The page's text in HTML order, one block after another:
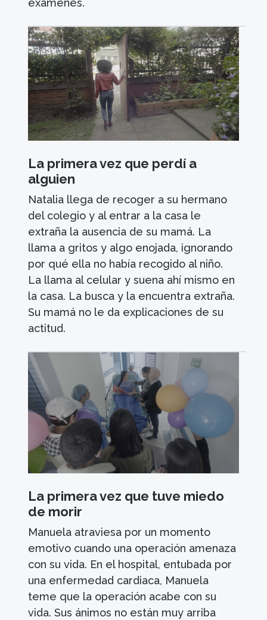
exámenes.
La primera vez que perdí a
alguien
Natalia llega de recoger a su hermano
del colegio y al entrar a la casa le
extraña la ausencia de su mamá. La
llama a gritos y algo enojada, ignorando
por qué ella no había recogido al niño.
La llama al celular y suena ahí mismo en
la casa. La busca y la encuentra extraña.
Su mamá no le da explicaciones de su
actitud.
La primera vez que tuve miedo
de morir
Manuela atraviesa por un momento
emotivo cuando una operación amenaza
con su vida. En el hospital, entubada por
una enfermedad cardiaca, Manuela
teme que la operación acabe con su
vida. Sus ánimos no están muy arriba